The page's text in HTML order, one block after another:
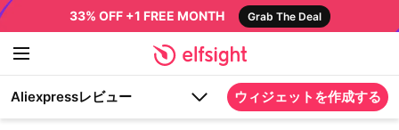
33% OFF +1 FREE MONTH Grab The Deal
Aliexpressレビュー ウィジェットを作成する